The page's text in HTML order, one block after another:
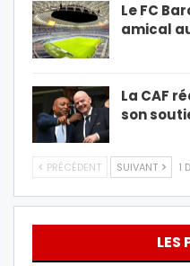
Le FC
amical
La CAF
son
PRÉCÉDENT SUIVANT 1
LES